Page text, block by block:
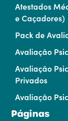
Atestados
e Caçadores)
Pack de
Avaliação
Avaliação
Privados
Avaliação
Páginas